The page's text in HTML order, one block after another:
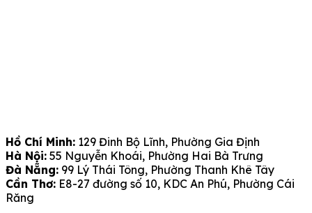
Hồ Chí Minh: 129 Đinh Bộ Lĩnh, Phường Gia Định
Hà Nội: 55 Nguyễn Khoái, Phường Hai Bà Trưng
Đà Nẵng: 99 Lý Thái Tông, Phường Thanh Khê Tây
Cần Thơ: E8-27 đường số 10, KDC An Phú, Phường Cái
Răng